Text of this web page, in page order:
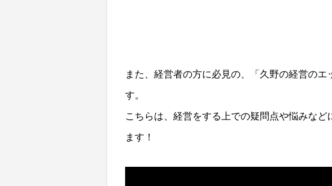
また、経営者の方に必見の、「久野の経営の
す。
こちらは、経営をする上での疑問点や悩みな
ます！